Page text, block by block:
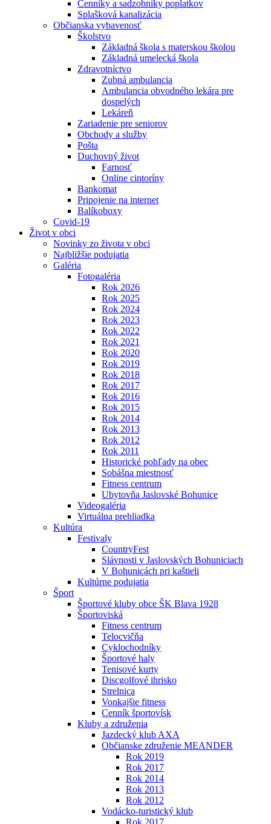
Cenníky a sadzobníky poplatkov
Splašková kanalizácia
Občianska vybavenosť
Školstvo
Základná škola s materskou školou
Základná umelecká škola
Zdravotníctvo
Zubná ambulancia
Ambulancia obvodného lekára pre
dospelých
Lekáreň
Zariadenie pre seniorov
Obchody a služby
Pošta
Duchovný život
Farnosť
Online cintoríny
Bankomat
Pripojenie na internet
Balíkoboxy
Covid-19
Život v obci
Novinky zo života v obci
Najbližšie podujatia
Galéria
Fotogaléria
Rok 2026
Rok 2025
Rok 2024
Rok 2023
Rok 2022
Rok 2021
Rok 2020
Rok 2019
Rok 2018
Rok 2017
Rok 2016
Rok 2015
Rok 2014
Rok 2013
Rok 2012
Rok 2011
Historické pohľady na obec
Sobášna miestnosť
Fitness centrum
Ubytovňa Jaslovské Bohunice
Videogaléria
Virtuálna prehliadka
Kultúra
Festivaly
CountryFest
Slávnosti v Jaslovských Bohuniciach
V Bohunicách pri kaštieli
Kultúrne podujatia
Šport
Športové kluby obce ŠK Blava 1928
Športoviská
Fitness centrum
Telocvičňa
Cyklochodníky
Športové haly
Tenisové kurty
Discgolfové ihrisko
Strelnica
Vonkajšie fitness
Cenník športovísk
Kluby a združenia
Jazdecký klub AXA
Občianske združenie MEANDER
Rok 2019
Rok 2017
Rok 2014
Rok 2013
Rok 2012
Vodácko-turistický klub
Rok 2017